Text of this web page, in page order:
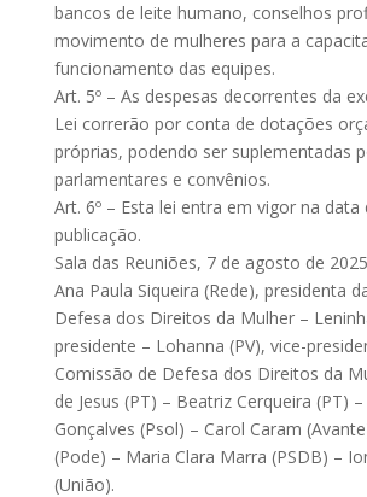
bancos de leite humano, conselhos
movimento de mulheres para a
funcionamento das equipes.
Art. 5º – As despesas decorrentes da
Lei correrão por conta de dotações
próprias, podendo ser suplementadas
parlamentares e convênios.
Art. 6º – Esta lei entra em vigor na data
publicação.
Sala das Reuniões, 7 de agosto de
Ana Paula Siqueira (Rede), presidenta
Defesa dos Direitos da Mulher –
presidente – Lohanna (PV), vice-
Comissão de Defesa dos Direitos da
de Jesus (PT) – Beatriz Cerqueira (PT)
Gonçalves (Psol) – Carol Caram
(Pode) – Maria Clara Marra (PSDB) –
(União).